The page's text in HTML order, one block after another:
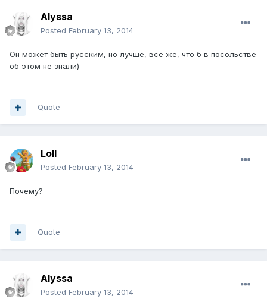
Alyssa
Posted February 13, 2014
Он может быть русским, но лучше, все же, что б в посольстве
об этом не знали)
Quote
Loll
Posted February 13, 2014
Почему?
Quote
Alyssa
Posted February 13, 2014